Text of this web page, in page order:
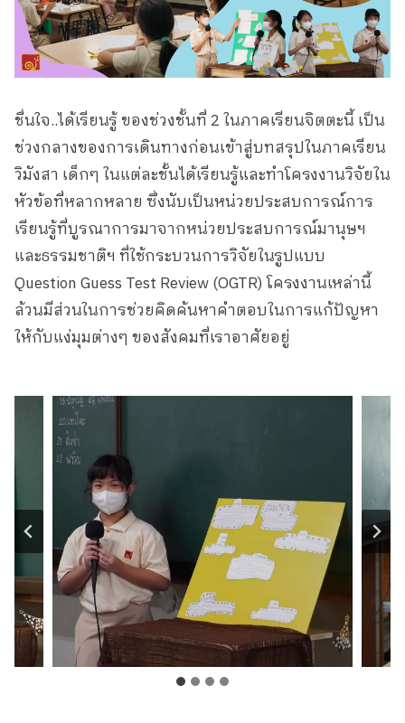
ชื่นใจ..ได้เรียนรู้ ของช่วงชั้นที่ 2 ในภาคเรียนจิตตะนี้ เป็น
ช่วงกลางของการเดินทางก่อนเข้าสู่บทสรุปในภาคเรียน
วิมังสา เด็กๆ ในแต่ละชั้นได้เรียนรู้และทำโครงงานวิจัยใน
หัวข้อที่หลากหลาย ซึ่งนับเป็นหน่วยประสบการณ์การ
เรียนรู้ที่บูรณาการมาจากหน่วยประสบการณ์มานุษฯ
และธรรมชาติฯ ที่ใช้กระบวนการวิจัยในรูปแบบ
Question Guess Test Review (OGTR) โครงงานเหล่านี้
ล้วนมีส่วนในการช่วยคิดค้นหาคำตอบในการแก้ปัญหา
ให้กับแง่มุมต่างๆ ของสังคมที่เราอาศัยอยู่